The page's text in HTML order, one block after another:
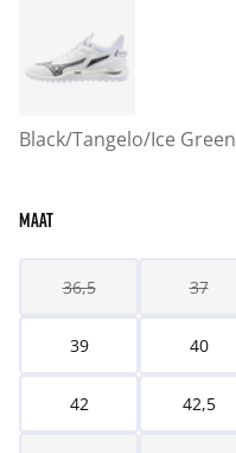
Black/Tangelo/Ice Green
MAAT
36,5 37
39 40
42 42,5